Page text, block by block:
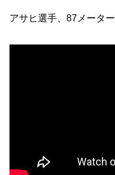
アサヒ選手、87メーター